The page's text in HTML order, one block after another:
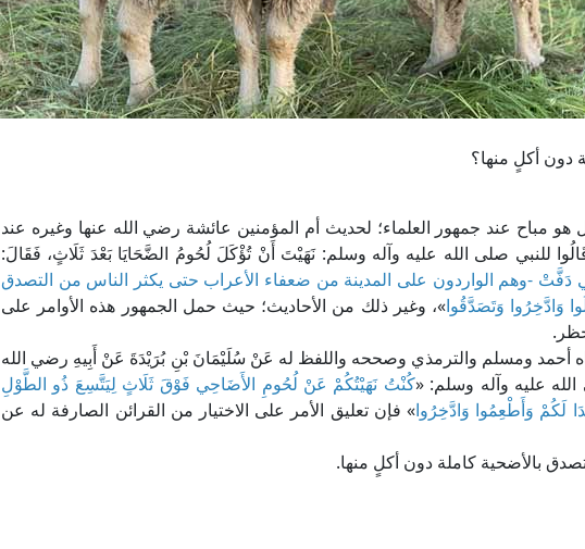
دون أكلٍ منها؟
هو مباح عند جمهور العلماء؛ لحديث أم المؤمنين عائشة رضي الله عنها وغيره عند
للنبي صلى الله عليه وآله وسلم: نَهَيْتَ أَنْ تُؤْكَلَ لُحُومُ الضَّحَايَا بَعْدَ ثَلَاثٍ، فَقَالَ:
دَفَّتْ -وهم الواردون على المدينة من ضعفاء الأعراب حتى يكثر الناس من التصدق
وَادَّخِرُوا وَتَصَدَّقُوا»، وغير ذلك من الأحاديث؛ حيث حمل الجمهور هذه الأوامر على
أحمد ومسلم والترمذي وصححه واللفظ له عَنْ سُلَيْمَانَ بْنِ بُرَيْدَةَ عَنْ أَبِيهِ رضي الله
عليه وآله وسلم: «كُنْتُ نَهَيْتُكُمْ عَنْ لُحُومِ الأَضَاحِي فَوْقَ ثَلَاثٍ لِيَتَّسِعَ ذُو الطَّوْلِ
لَكُمْ وَأَطْعِمُوا وَادَّخِرُوا» فإن تعليق الأمر على الاختيار من القرائن الصارفة له عن
بالأضحية كاملة دون أكلٍ منها.